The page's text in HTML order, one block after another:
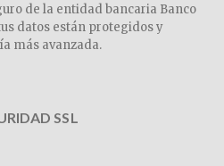
de la entidad bancaria Banco
datos están protegidos y
más avanzada.
SSL